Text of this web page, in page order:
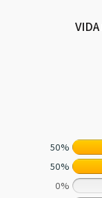
50%
50%
0%